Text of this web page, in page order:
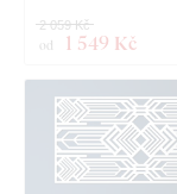
od 1 549 Kč
2 059 Kč